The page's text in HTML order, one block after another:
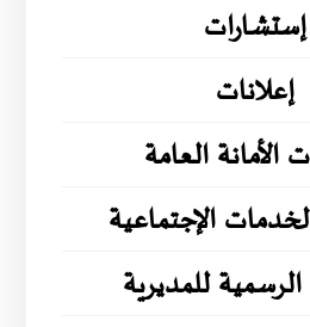
إستشارات
إعلانات
الأمانة العامة
الإجتماعية
للمديرية